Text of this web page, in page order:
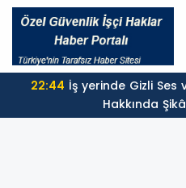
22:44
Hakkında